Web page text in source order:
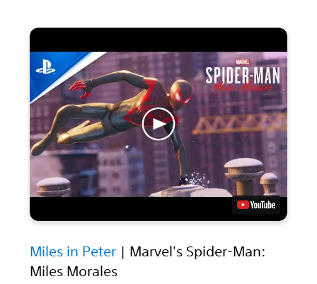
Miles in Peter | Marvel's Spider-Man:
Miles Morales